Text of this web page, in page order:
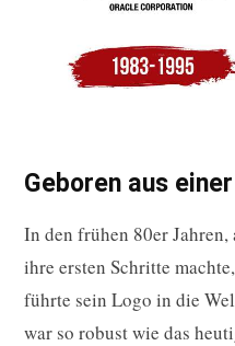
Geboren aus
In den frühen 80er
ihre ersten Schritte
führte sein Logo in die
war so robust wie das